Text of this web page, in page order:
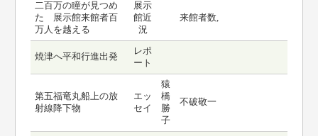
二百万の瞳が見つめ
た 展示館来館者百
万人を越える
展示
館近
況
来館者数,
焼津へ平和行進出発
レポ
ート
第五福竜丸船上の放
射線降下物
エッ
セイ
猿
橋
勝
子
不破敬一